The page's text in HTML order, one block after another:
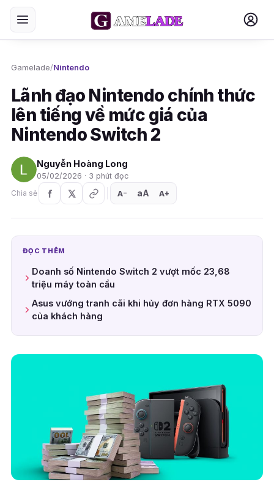
Gamelade/Nintendo
Lãnh đạo Nintendo chính thức
lên tiếng về mức giá của
Nintendo Switch 2
Nguyễn Hoàng Long
05/02/2026 · 3 phút đọc
Chia sẻ
A− aA A+
ĐỌC THÊM
Doanh số Nintendo Switch 2 vượt mốc 23,68
triệu máy toàn cầu
Asus vướng tranh cãi khi hủy đơn hàng RTX 5090
của khách hàng